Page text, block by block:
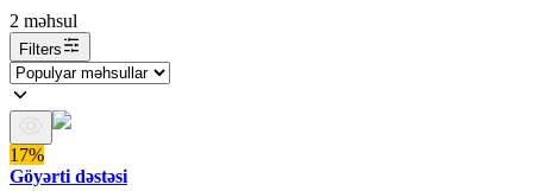
2 məhsul
Filters
17%
Göyərti dəstəsi